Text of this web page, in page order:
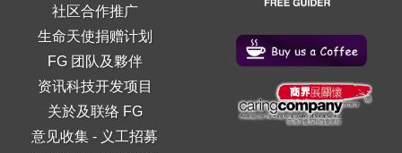
社区合作推广
生命天使捐赠计划
FG 团队及夥伴
资讯科技开发项目
关於及联络 FG
意见收集 - 义工招募